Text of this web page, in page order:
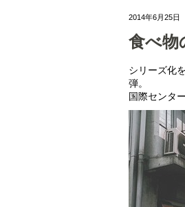
2014年6月25日
食べ
シリーズ化
弾。
国際センタ